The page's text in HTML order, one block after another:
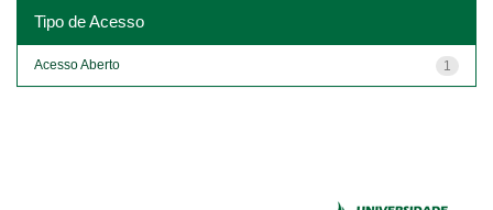
Tipo de Acesso
1
Acesso Aberto